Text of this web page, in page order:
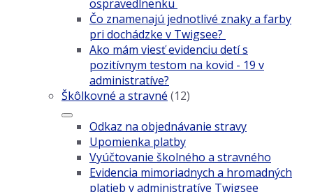
ospravedlnenku
Čo znamenajú jednotlivé znaky a farby
pri dochádzke v Twigsee?
Ako mám viesť evidenciu detí s
pozitívnym testom na kovid - 19 v
administratíve?
Škôlkovné a stravné (12)
Odkaz na objednávanie stravy
Upomienka platby
Vyúčtovanie školného a stravného
Evidencia mimoriadnych a hromadných
platieb v administratíve Twigsee